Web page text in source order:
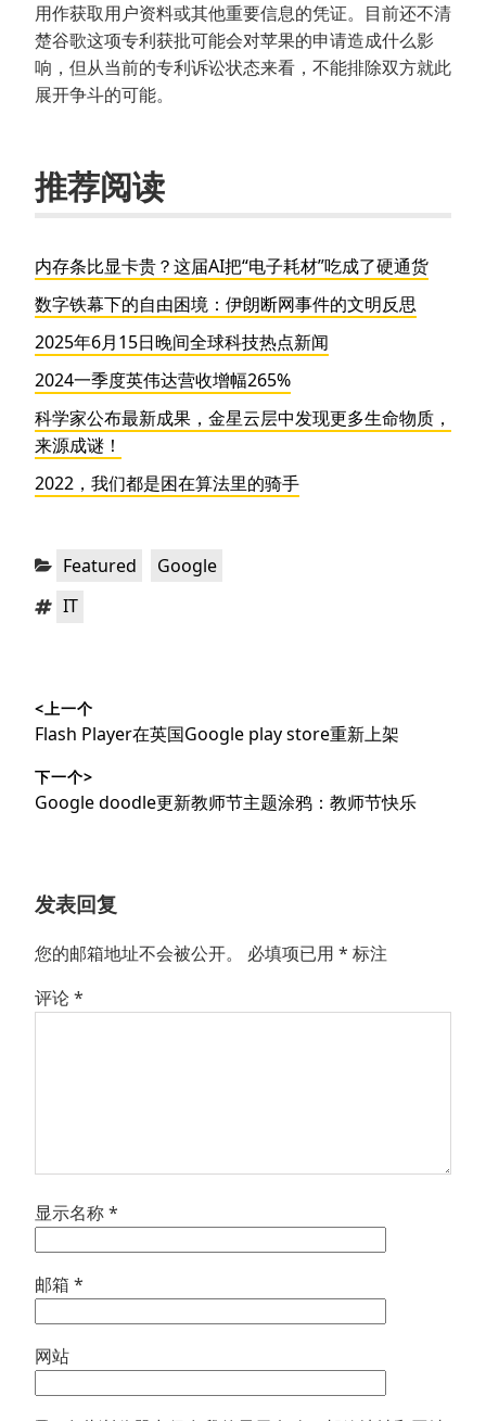
用作获取用户资料或其他重要信息的凭证。目前还不清
楚谷歌这项专利获批可能会对苹果的申请造成什么影
响，但从当前的专利诉讼状态来看，不能排除双方就此
展开争斗的可能。
推荐阅读
内存条比显卡贵？这届AI把“电子耗材”吃成了硬通货
数字铁幕下的自由困境：伊朗断网事件的文明反思
2025年6月15日晚间全球科技热点新闻
2024一季度英伟达营收增幅265%
科学家公布最新成果，金星云层中发现更多生命物质，
来源成谜！
2022，我们都是困在算法里的骑手
分
Featured ，Google
标 IT
章
导
航
<上一个
上
文
章：
Flash Player在英国Google play store重新上架
下一个>
下
Google doodle更新教师节主题涂鸦：教师节快乐
发表回复
您的邮箱地址不会被公开。 必填项已用 * 标注
评论*
显示名称*
邮箱 *
网站